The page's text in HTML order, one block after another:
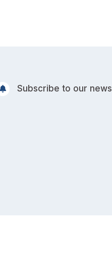
Subscribe to our news